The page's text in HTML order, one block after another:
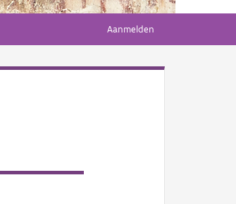
Aanmelden